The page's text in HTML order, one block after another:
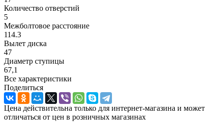
Количество отверстий
5
Межболтовое расстояние
114.3
Вылет диска
47
Диаметр ступицы
67,1
Все характеристики
Поделиться
Цена действительна только для интернет-магазина и может
отличаться от цен в розничных магазинах